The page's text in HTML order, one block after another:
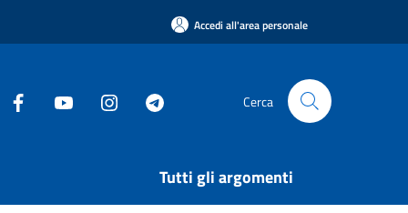
Accedi all'area personale
Cerca
Tutti gli argomenti